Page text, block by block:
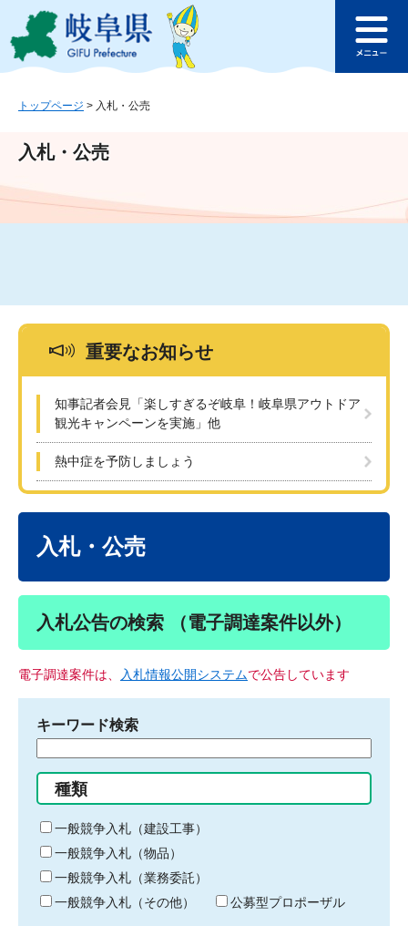
ジ
ュ
文
このページの本文へ
ュ
トップページ > 入札・公売
入札・公売
重要なお知らせ
知事記者会見「楽しすぎるぞ岐阜！岐阜県アウトドア
観光キャンペーンを実施」他
熱中症を予防しましょう
入札・公売
入札公告の検索 （電子調達案件以外）
電子調達案件は、 入札情報公開システムで公告しています
キーワード検索
る
キ
ー
ワ
ー
ド
種類
一般競争入札（建設工事）
一般競争入札（物品）
一般競争入札（業務委託）
一般競争入札（その他）
公募型プロポーザル